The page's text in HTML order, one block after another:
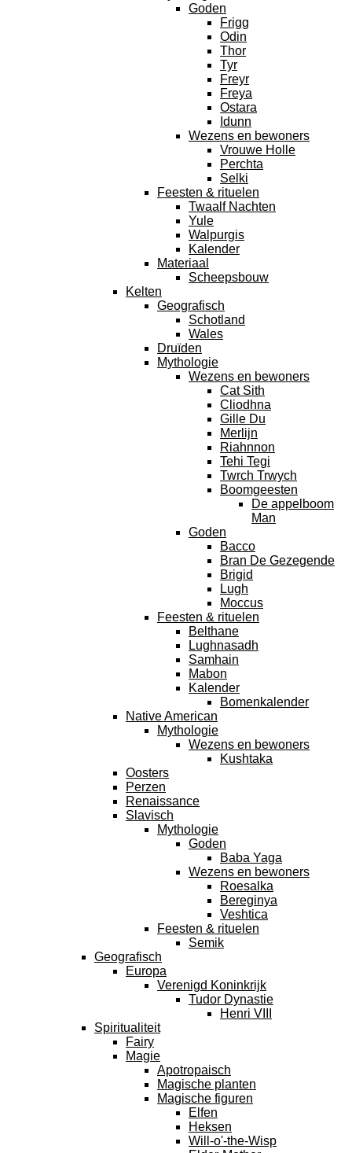
Goden
Frigg
Odin
Thor
Tyr
Freyr
Freya
Ostara
Idunn
Wezens en bewoners
Vrouwe Holle
Perchta
Selki
Feesten & rituelen
Twaalf Nachten
Yule
Walpurgis
Kalender
Materiaal
Scheepsbouw
Kelten
Geografisch
Schotland
Wales
Druïden
Mythologie
Wezens en bewoners
Cat Sith
Cliodhna
Gille Du
Merlijn
Riahnnon
Tehi Tegi
Twrch Trwych
Boomgeesten
De appelboom
Man
Goden
Bacco
Bran De Gezegende
Brigid
Lugh
Moccus
Feesten & rituelen
Belthane
Lughnasadh
Samhain
Mabon
Kalender
Bomenkalender
Native American
Mythologie
Wezens en bewoners
Kushtaka
Oosters
Perzen
Renaissance
Slavisch
Mythologie
Goden
Baba Yaga
Wezens en bewoners
Roesalka
Bereginya
Veshtica
Feesten & rituelen
Semik
Geografisch
Europa
Verenigd Koninkrijk
Tudor Dynastie
Henri VIII
Spiritualiteit
Fairy
Magie
Apotropaisch
Magische planten
Magische figuren
Elfen
Heksen
Will-o'-the-Wisp